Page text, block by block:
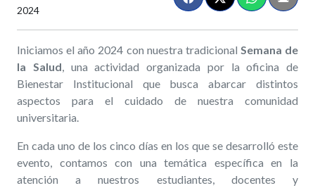
2024
Iniciamos el año 2024 con nuestra tradicional Semana de
la Salud , una actividad organizada por la oficina de
Bienestar Institucional que busca abarcar distintos
aspectos para el cuidado de nuestra comunidad
universitaria.
En cada uno de los cinco días en los que se desarrolló este
evento, contamos con una temática específica en la
atención a nuestros estudiantes, docentes y